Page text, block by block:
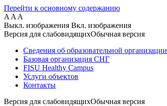
Перейти к основному содержанию
A A A
Выкл. изображения Вкл. изображения
Версия для слабовидящихОбычная версия
Сведения об образовательной организации
Базовая организация СНГ
FISU Healthy Campus
Услуги объектов
Контакты
Версия для слабовидящихОбычная версия